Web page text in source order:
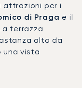
per i
di Praga e il
terrazza
alta da
una vista